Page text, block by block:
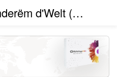
Ethnizitéiten ronderëm d'Welt (Beta)